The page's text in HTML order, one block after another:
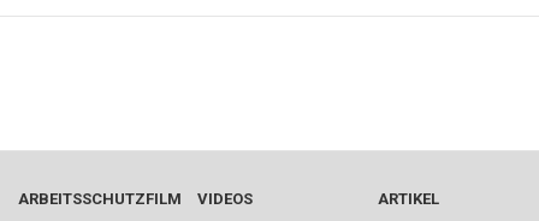
Heben und Tragen - Alltag eines Entsorgers
ARBEITSSCHUTZFILM VIDEOS ARTIKEL